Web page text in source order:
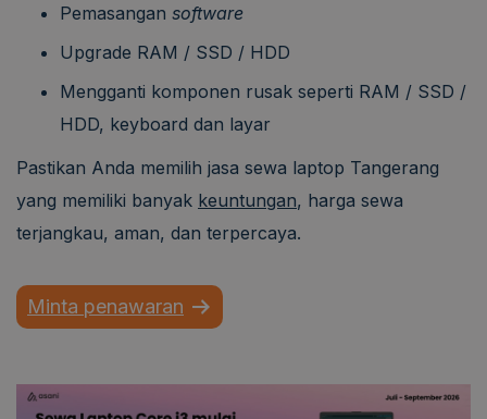
Pemasangan software
Upgrade RAM / SSD / HDD
Mengganti komponen rusak seperti RAM / SSD /
HDD, keyboard dan layar
Pastikan Anda memilih jasa sewa laptop Tangerang
yang memiliki banyak keuntungan, harga sewa
terjangkau, aman, dan terpercaya.
Minta penawaran